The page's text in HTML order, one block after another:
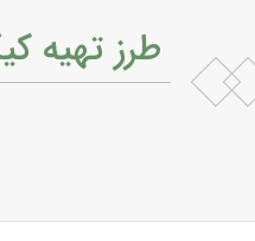
طرز تهیه